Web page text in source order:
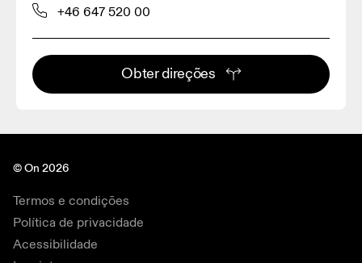
+46 647 520 00
Obter direções
© On 2026
Termos e condições
Política de privacidade
Acessibilidade